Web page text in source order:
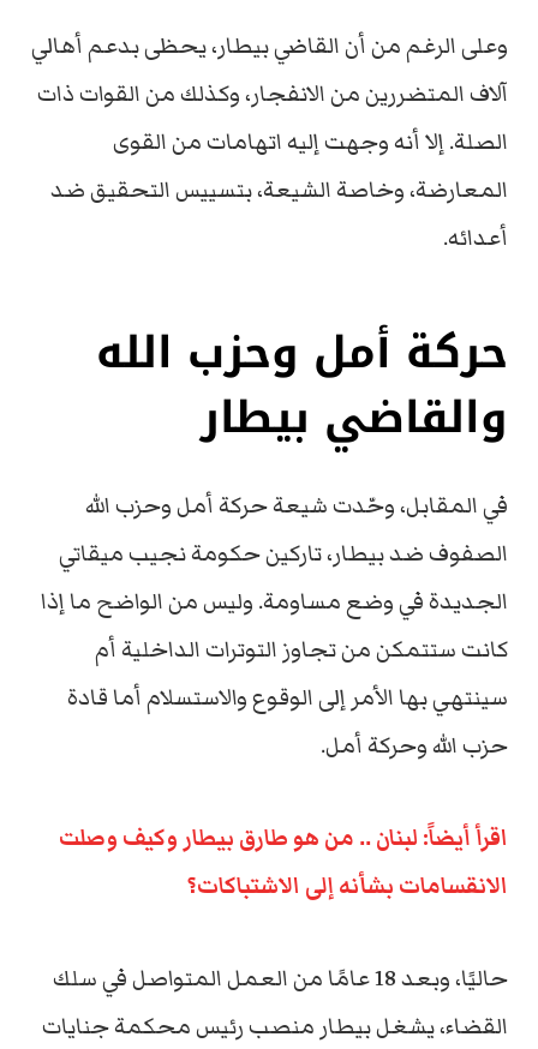
وعلى الرغم من أن القاضي بيطار، يحظى بدعم أهالي
آلاف المتضررين من الانفجار، وكذلك من القوات ذات
الصلة. إلا أنه وجهت إليه اتهامات من القوى
المعارضة، وخاصة الشيعة، بتسييس التحقيق ضد
أعدائه.
حركة أمل وحزب الله
والقاضي بيطار
في المقابل، وحّدت شيعة حركة أمل وحزب الله
الصفوف ضد بيطار، تاركين حكومة نجيب ميقاتي
الجديدة في وضع مساومة. وليس من الواضح ما إذا
كانت ستتمكن من تجاوز التوترات الداخلية أم
سينتهي بها الأمر إلى الوقوع والاستسلام أما قادة
حزب الله وحركة أمل.
اقرأ أيضاً: لبنان .. من هو طارق بيطار وكيف وصلت
الانقسامات بشأنه إلى الاشتباكات؟
حاليًا، وبعد 18 عامًا من العمل المتواصل في سلك
القضاء، يشغل بيطار منصب رئيس محكمة جنايات